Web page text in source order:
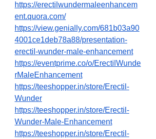
https://erectilwundermaleenhancem
ent.quora.com/
https://view.genially.com/681b03a90
4001ce1deb78a88/presentation-
erectil-wunder-male-enhancement
https://eventprime.co/o/ErectilWunde
rMaleEnhancement
https://teeshopper.in/store/Erectil-
Wunder
https://teeshopper.in/store/Erectil-
Wunder-Male-Enhancement
https://teeshopper.in/store/Erectil-